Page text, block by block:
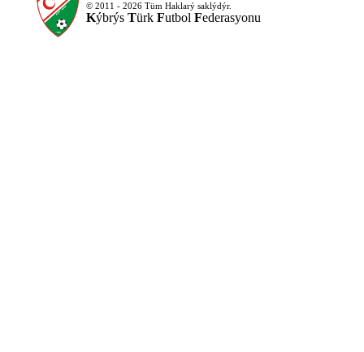
© 2011 - 2026 Tüm Haklarý saklýdýr.
Kýbrýs Türk Futbol Federasyonu